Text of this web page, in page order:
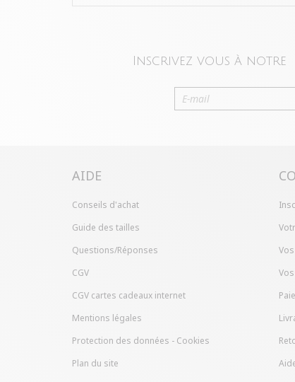
Inscrivez vous à notre
AIDE
Conseils d'achat
Guide des tailles
Questions/Réponses
CGV
CGV cartes cadeaux internet
Mentions légales
Protection des données - Cookies
Plan du site